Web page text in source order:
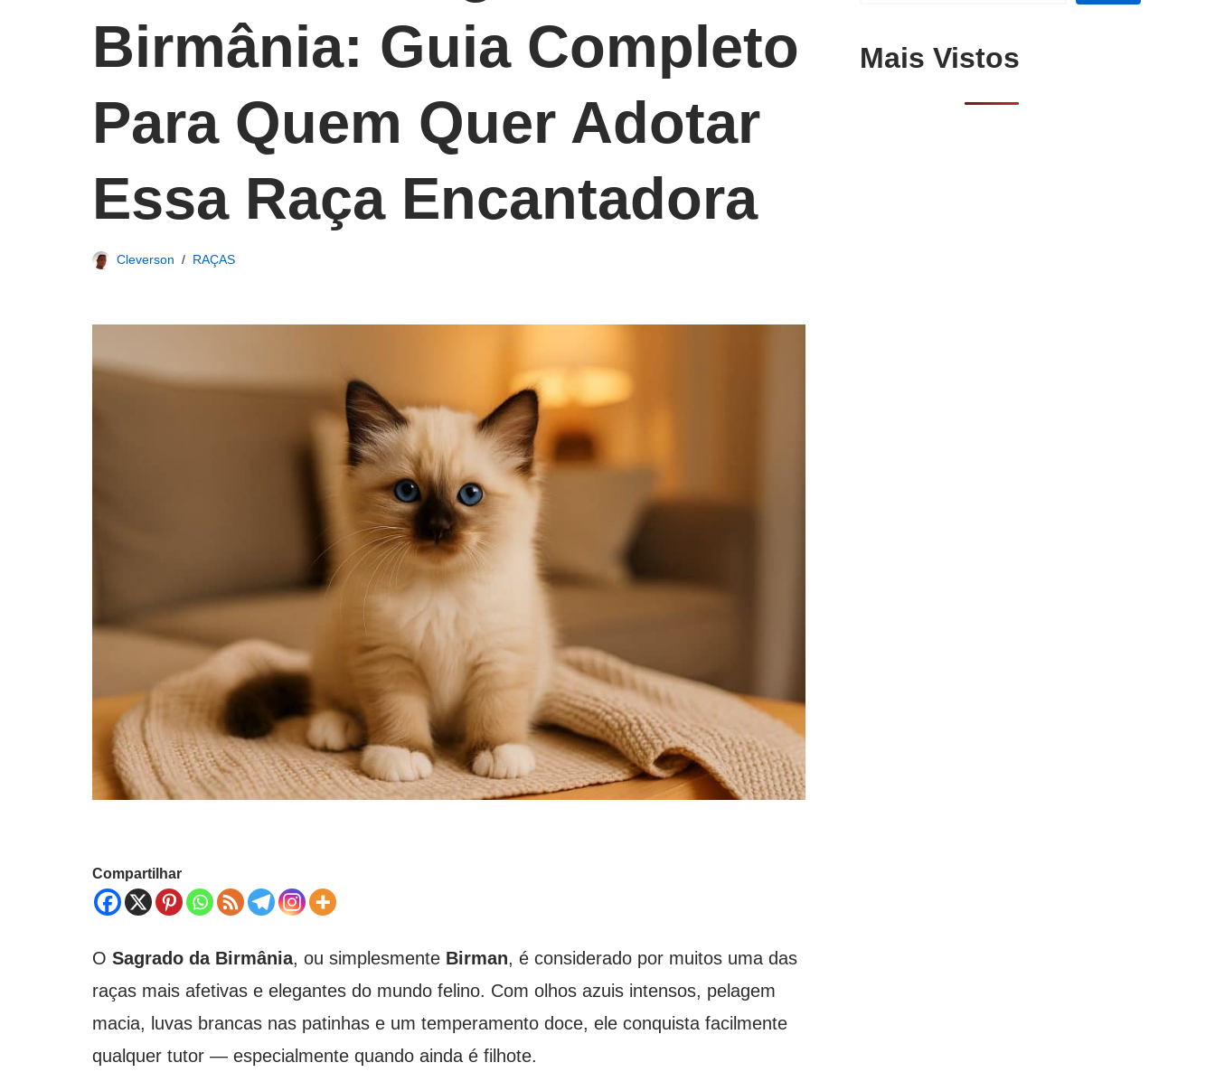
Birmânia: Guia Completo
Para Quem Quer Adotar
Essa Raça Encantadora
Cleverson RAÇAS
Compartilhar
O Sagrado da Birmânia, ou simplesmente Birman, é considerado por muitos uma das
raças mais afetivas e elegantes do mundo felino. Com olhos azuis intensos, pelagem
macia, luvas brancas nas patinhas e um temperamento doce, ele conquista facilmente
qualquer tutor — especialmente quando ainda é filhote.
Mais Vistos